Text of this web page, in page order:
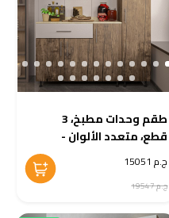
طقم وحدات مطبخ، 3
قطع، متعدد الألوان -
KM-EG38-188ج.م 15051
ج.م 19547